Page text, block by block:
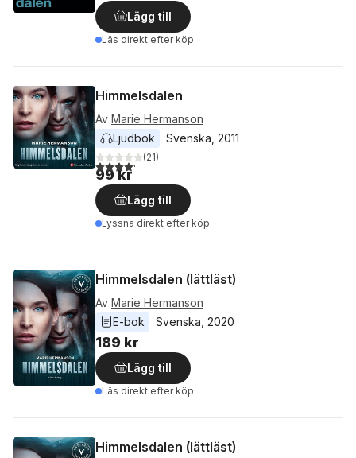
Lägg till
Läs direkt efter köp
Himmelsdalen
Av Marie Hermanson
Ljudbok
Svenska 2011
4,2utav 5 stjärnor. Totalt antal röster:
(21)
99 kr
Lägg till
Lyssna direkt efter köp
Himmelsdalen (lättläst)
Av Marie Hermanson
E-bok
Svenska 2020
189 kr
Lägg till
Läs direkt efter köp
Himmelsdalen (lättläst)